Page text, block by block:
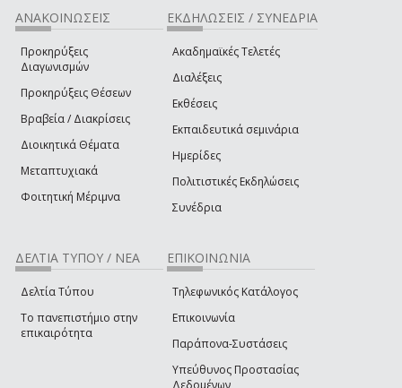
ΑΝΑΚΟΙΝΩΣΕΙΣ
Προκηρύξεις
Διαγωνισμών
Προκηρύξεις Θέσεων
Βραβεία / Διακρίσεις
Διοικητικά Θέματα
Μεταπτυχιακά
Φοιτητική Μέριμνα
ΕΚΔΗΛΩΣΕΙΣ / ΣΥΝΕΔΡΙΑ
Ακαδημαϊκές Τελετές
Διαλέξεις
Εκθέσεις
Εκπαιδευτικά σεμινάρια
Ημερίδες
Πολιτιστικές Εκδηλώσεις
Συνέδρια
ΔΕΛΤΙΑ ΤΥΠΟΥ / ΝΕΑ
Δελτία Τύπου
Το πανεπιστήμιο στην
επικαιρότητα
ΕΠΙΚΟΙΝΩΝΙΑ
Τηλεφωνικός Κατάλογος
Επικοινωνία
Παράπονα-Συστάσεις
Υπεύθυνος Προστασίας